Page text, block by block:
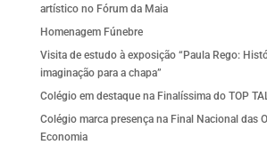
artístico no Fórum da Maia
Homenagem Fúnebre
Visita de estudo à exposição “Paula Rego:
imaginação para a chapa”
Colégio em destaque na Finalíssima do TOP
Colégio marca presença na Final Nacional das
Economia